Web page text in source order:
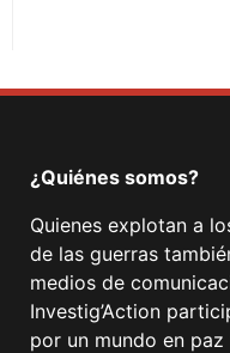
¿Quiénes somos?
Quienes explotan a
de las guerras
medios de
Investig’Action
por un mundo en